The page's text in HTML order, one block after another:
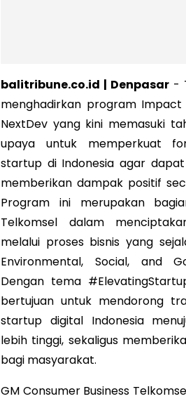
balitribune.co.id | Denpasar -
menghadirkan program
NextDev yang kini memasuki
upaya untuk memperkuat
startup di Indonesia agar
memberikan dampak positif
Program ini merupakan
Telkomsel dalam
melalui proses bisnis yang
Environmental, Social, and
Dengan tema
bertujuan untuk mendorong
startup digital Indonesia
lebih tinggi, sekaligus
bagi masyarakat.
GM Consumer Business